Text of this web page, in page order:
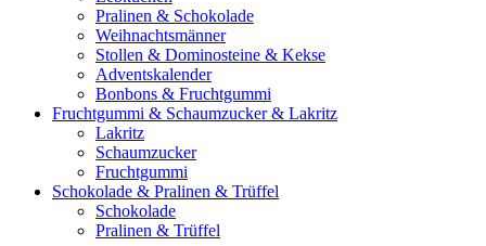
Pralinen & Schokolade
Weihnachtsmänner
Stollen & Dominosteine & Kekse
Adventskalender
Bonbons & Fruchtgummi
Fruchtgummi & Schaumzucker & Lakritz
Lakritz
Schaumzucker
Fruchtgummi
Schokolade & Pralinen & Trüffel
Schokolade
Pralinen & Trüffel